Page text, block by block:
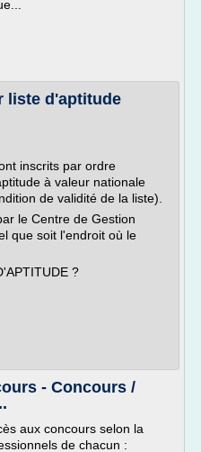
liste d'aptitude
inscrits par ordre
à valeur nationale
de validité de la liste).
le Centre de Gestion
que soit l'endroit où le
?
- Concours /
aux concours selon la
de chacun :